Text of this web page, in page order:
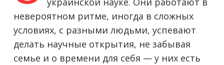
невероятном ритме, иногда в сложных
условиях, с разными людьми, успевают
делать научные открытия, не забывая
семье и о времени для себя — у них есть